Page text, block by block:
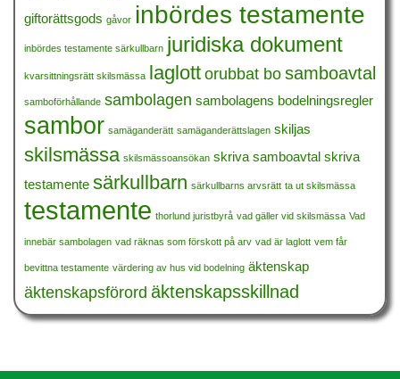
giftorättsgods gåvor inbördes testamente
inbördes testamente särkullbarn juridiska dokument
kvarsittningsrätt skilsmässa laglott orubbat bo samboavtal
samboförhållande sambolagen sambolagens bodelningsregler
sambor samäganderätt samäganderättslagen skiljas
skilsmässa skilsmässoansökan skriva samboavtal skriva
testamente särkullbarn särkullbarns arvsrätt ta ut skilsmässa
testamente thorlund juristbyrå vad gäller vid skilsmässa Vad
innebär sambolagen vad räknas som förskott på arv vad är laglott vem får
bevittna testamente värdering av hus vid bodelning äktenskap
äktenskapsförord äktenskapsskillnad